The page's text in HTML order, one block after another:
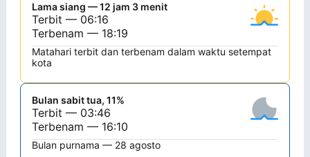
Lama siang — 12 jam 3 menit
Terbit — 06:16
Terbenam — 18:19
Matahari terbit dan terbenam dalam waktu setempat
kota
Bulan sabit tua, 11%
Terbit — 03:46
Terbenam — 16:10
Bulan purnama — 28 agosto